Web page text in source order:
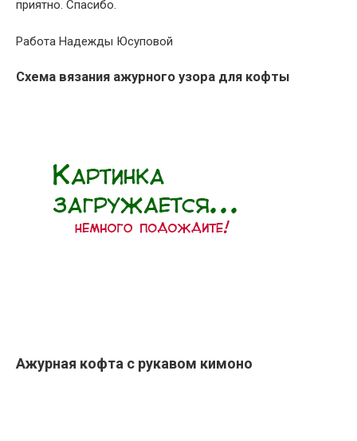
приятно. Спасибо.
Работа Надежды Юсуповой
Схема вязания ажурного узора для кофты
Ажурная кофта с рукавом кимоно